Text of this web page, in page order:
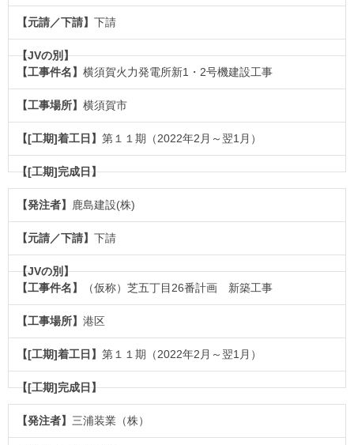
下請
横須賀火力発電所新1・2号機建設工事
横須賀市
第１１期（2022年2月～翌1月）
鹿島建設(株)
下請
（仮称）芝五丁目26番計画 新築工事
港区
第１１期（2022年2月～翌1月）
三浦装業（株）